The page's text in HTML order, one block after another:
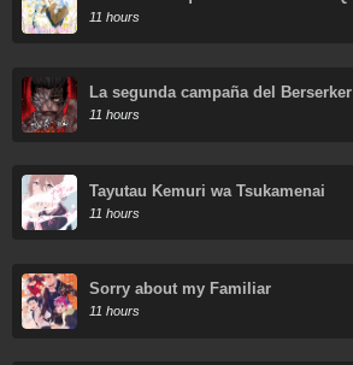
Poder Y Lo Disfruta
11 hours
La segunda campaña del Berserker
11 hours
Tayutau Kemuri wa Tsukamenai
11 hours
Sorry about my Familiar
11 hours